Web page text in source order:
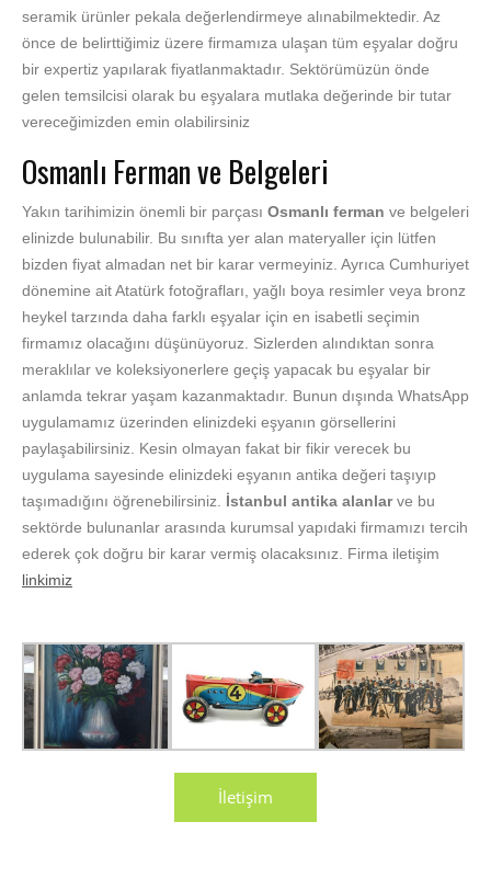
seramik ürünler pekala değerlendirmeye alınabilmektedir. Az
önce de belirttiğimiz üzere firmamıza ulaşan tüm eşyalar doğru
bir expertiz yapılarak fiyatlanmaktadır. Sektörümüzün önde
gelen temsilcisi olarak bu eşyalara mutlaka değerinde bir tutar
vereceğimizden emin olabilirsiniz
Osmanlı Ferman ve Belgeleri
Yakın tarihimizin önemli bir parçası Osmanlı ferman ve belgeleri
elinizde bulunabilir. Bu sınıfta yer alan materyaller için lütfen
bizden fiyat almadan net bir karar vermeyiniz. Ayrıca Cumhuriyet
dönemine ait Atatürk fotoğrafları, yağlı boya resimler veya bronz
heykel tarzında daha farklı eşyalar için en isabetli seçimin
firmamız olacağını düşünüyoruz. Sizlerden alındıktan sonra
meraklılar ve koleksiyonerlere geçiş yapacak bu eşyalar bir
anlamda tekrar yaşam kazanmaktadır. Bunun dışında WhatsApp
uygulamamız üzerinden elinizdeki eşyanın görsellerini
paylaşabilirsiniz. Kesin olmayan fakat bir fikir verecek bu
uygulama sayesinde elinizdeki eşyanın antika değeri taşıyıp
taşımadığını öğrenebilirsiniz. İstanbul antika alanlarve bu
sektörde bulunanlar arasında kurumsal yapıdaki firmamızı tercih
ederek çok doğru bir karar vermiş olacaksınız. Firma iletişim
linkimiz
İletişim